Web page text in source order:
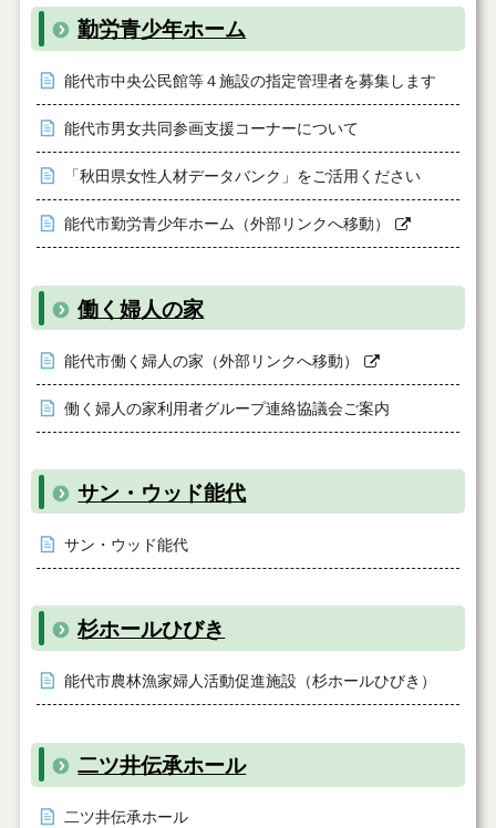
勤労青少年ホーム
能代市中央公民館等４施設の指定管理者を募集します
能代市男女共同参画支援コーナーについて
「秋田県女性人材データバンク」をご活用ください
能代市勤労青少年ホーム（外部リンクへ移動）
働く婦人の家
能代市働く婦人の家（外部リンクへ移動）
働く婦人の家利用者グループ連絡協議会ご案内
サン・ウッド能代
サン・ウッド能代
杉ホールひびき
能代市農林漁家婦人活動促進施設（杉ホールひびき）
二ツ井伝承ホール
二ツ井伝承ホール